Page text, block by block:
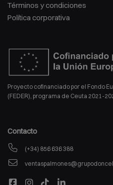
Términos y condiciones
Política corporativa
Proyecto cofinanciado por el Fondo
(FEDER), programa de Ceuta 2021-
Contacto
(+34) 856 636 388